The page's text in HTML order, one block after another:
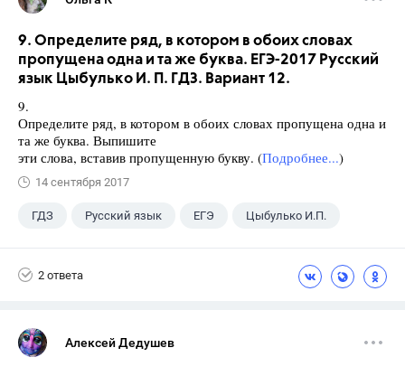
9. Определите ряд, в котором в обоих словах
пропущена одна и та же буква. ЕГЭ-2017 Русский
язык Цыбулько И. П. ГДЗ. Вариант 12.
9.
Определите ряд, в котором в обоих словах пропущена одна и
та же буква. Выпишите
эти слова, вставив пропущенную букву. (Подробнее...)
14 сентября 2017
ГДЗ Русский язык ЕГЭ Цыбулько И.П.
2 ответа
Алексей Дедушев